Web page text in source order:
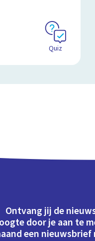
Quiz
Ontvang jij de
door je aan te
een nieuwsbrief